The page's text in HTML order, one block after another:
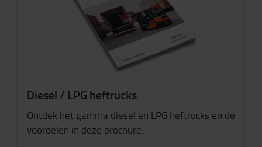
Diesel / LPG heftrucks
Ontdek het gamma diesel en LPG heftrucks en de
voordelen in deze brochure.